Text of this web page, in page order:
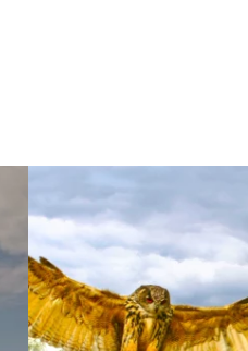
entdecken (Führung)"